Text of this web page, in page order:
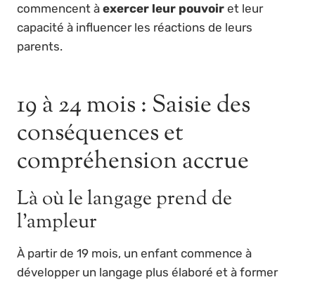
commencent à exercer leur pouvoir et leur
capacité à influencer les réactions de leurs
parents.
19 à 24 mois : Saisie des
conséquences et
compréhension accrue
Là où le langage prend de
l’ampleur
À partir de 19 mois, un enfant commence à
développer un langage plus élaboré et à former